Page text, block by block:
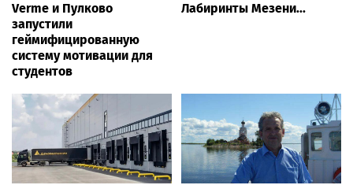
Verme и Пулково
запустили
геймифицированную
систему мотивации для
студентов
Лабиринты Мезени...